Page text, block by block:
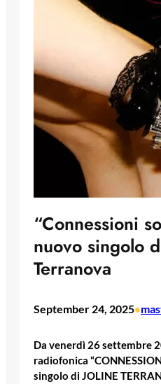
“Connessioni
nuovo singolo
Terranova
September 24, 2025•
Da venerdì 26 settembre
radiofonica
singolo di JOLINE